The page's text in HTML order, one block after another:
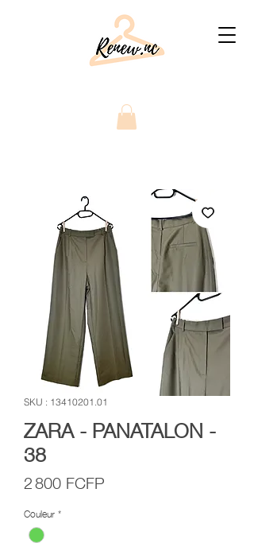
SKU : 13410201.01
ZARA - PANATALON -
38
2 800 FCFP
Couleur*